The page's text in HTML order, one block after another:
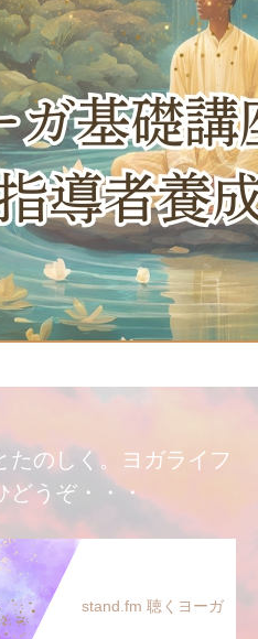
たのしく。ヨガライフ
どうぞ・・・
stand.fm 聴くヨーガ